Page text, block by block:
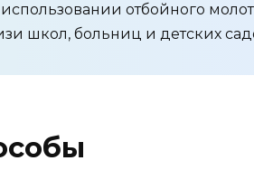
отбойного
школ, больниц и детских